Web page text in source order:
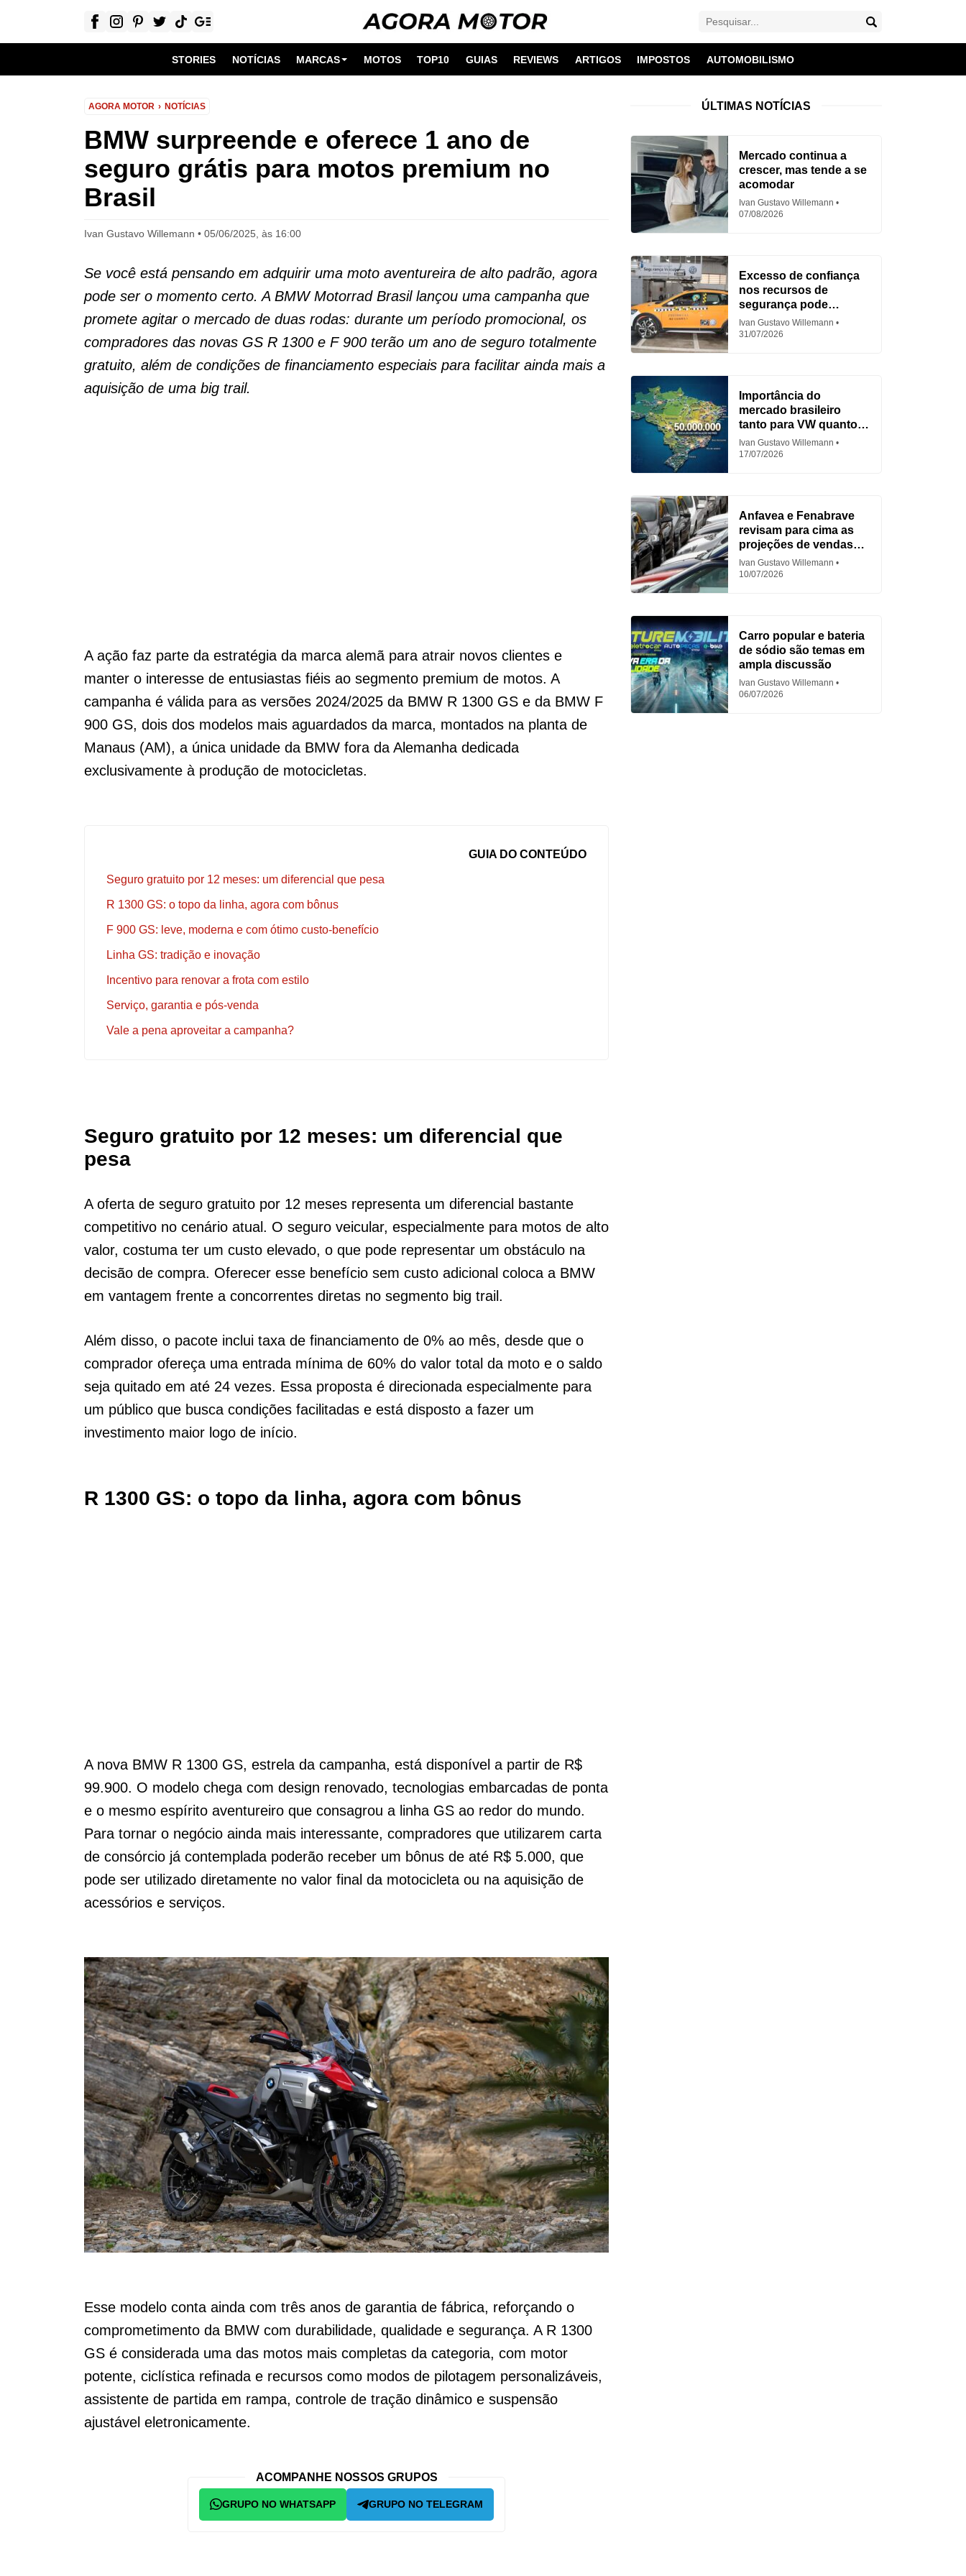
STORIES NOTÍCIAS MARCAS MOTOS TOP10 GUIAS REVIEWS ARTIGOS IMPOSTOS AUTOMOBILISMO
AGORA MOTOR NOTÍCIAS
BMW surpreende e oferece 1 ano de
seguro grátis para motos premium no
Brasil
Ivan Gustavo Willemann 05/06/2025, às 16:00
Se você está pensando em adquirir uma moto aventureira de alto padrão, agora
pode ser o momento certo. A BMW Motorrad Brasil lançou uma campanha que
promete agitar o mercado de duas rodas: durante um período promocional, os
compradores das novas GS R 1300 e F 900 terão um ano de seguro totalmente
gratuito, além de condições de financiamento especiais para facilitar ainda mais a
aquisição de uma big trail.
A ação faz parte da estratégia da marca alemã para atrair novos clientes e
manter o interesse de entusiastas fiéis ao segmento premium de motos. A
campanha é válida para as versões 2024/2025 da BMW R 1300 GS e da BMW F
900 GS, dois dos modelos mais aguardados da marca, montados na planta de
Manaus (AM), a única unidade da BMW fora da Alemanha dedicada
exclusivamente à produção de motocicletas.
GUIA DO CONTEÚDO
Seguro gratuito por 12 meses: um diferencial que pesa
R 1300 GS: o topo da linha, agora com bônus
F 900 GS: leve, moderna e com ótimo custo-benefício
Linha GS: tradição e inovação
Incentivo para renovar a frota com estilo
Serviço, garantia e pós-venda
Vale a pena aproveitar a campanha?
Seguro gratuito por 12 meses: um diferencial que
pesa
A oferta de seguro gratuito por 12 meses representa um diferencial bastante
competitivo no cenário atual. O seguro veicular, especialmente para motos de alto
valor, costuma ter um custo elevado, o que pode representar um obstáculo na
decisão de compra. Oferecer esse benefício sem custo adicional coloca a BMW
em vantagem frente a concorrentes diretas no segmento big trail.
Além disso, o pacote inclui taxa de financiamento de 0% ao mês, desde que o
comprador ofereça uma entrada mínima de 60% do valor total da moto e o saldo
seja quitado em até 24 vezes. Essa proposta é direcionada especialmente para
um público que busca condições facilitadas e está disposto a fazer um
investimento maior logo de início.
R 1300 GS: o topo da linha, agora com bônus
A nova BMW R 1300 GS, estrela da campanha, está disponível a partir de R$
99.900. O modelo chega com design renovado, tecnologias embarcadas de ponta
e o mesmo espírito aventureiro que consagrou a linha GS ao redor do mundo.
Para tornar o negócio ainda mais interessante, compradores que utilizarem carta
de consórcio já contemplada poderão receber um bônus de até R$ 5.000, que
pode ser utilizado diretamente no valor final da motocicleta ou na aquisição de
acessórios e serviços.
Esse modelo conta ainda com três anos de garantia de fábrica, reforçando o
comprometimento da BMW com durabilidade, qualidade e segurança. A R 1300
GS é considerada uma das motos mais completas da categoria, com motor
potente, ciclística refinada e recursos como modos de pilotagem personalizáveis,
assistente de partida em rampa, controle de tração dinâmico e suspensão
ajustável eletronicamente.
ACOMPANHE NOSSOS GRUPOS
GRUPO NO WHATSAPP GRUPO NO TELEGRAM
ÚLTIMAS NOTÍCIAS
Mercado continua a
crescer, mas tende a se
acomodar
Ivan Gustavo Willemann
07/08/2026
Excesso de confiança
nos recursos de
segurança pode
aumentar acidentes
Ivan Gustavo Willemann
31/07/2026
Importância do
mercado brasileiro
tanto para VW quanto
para Fiat
Ivan Gustavo Willemann
17/07/2026
Anfavea e Fenabrave
revisam para cima as
projeções de vendas
em 2026
Ivan Gustavo Willemann
10/07/2026
Carro popular e bateria
de sódio são temas em
ampla discussão
Ivan Gustavo Willemann
06/07/2026